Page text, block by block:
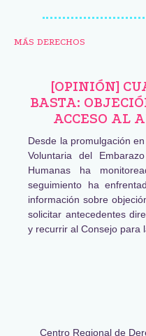
MÁS DERECHOS
[OPINIÓN]
BASTA:
ACCESO AL
Desde la promulgación
Voluntaria del
Humanas ha
seguimiento ha
información sobre
solicitar antecedentes
y recurrir al Consejo para
Centro Regional de